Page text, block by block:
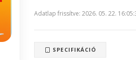
Adatlap frissítve: 2026. 05. 22.
SPECIFIKÁCIÓ